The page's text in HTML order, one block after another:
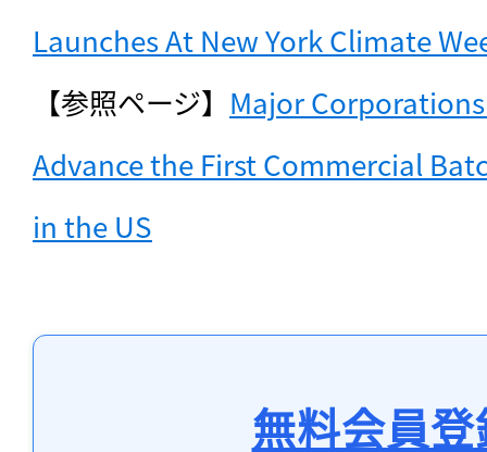
Launches At New York Climate
【参照ページ】 Major
Advance the First Commercial
in the US
無料会員